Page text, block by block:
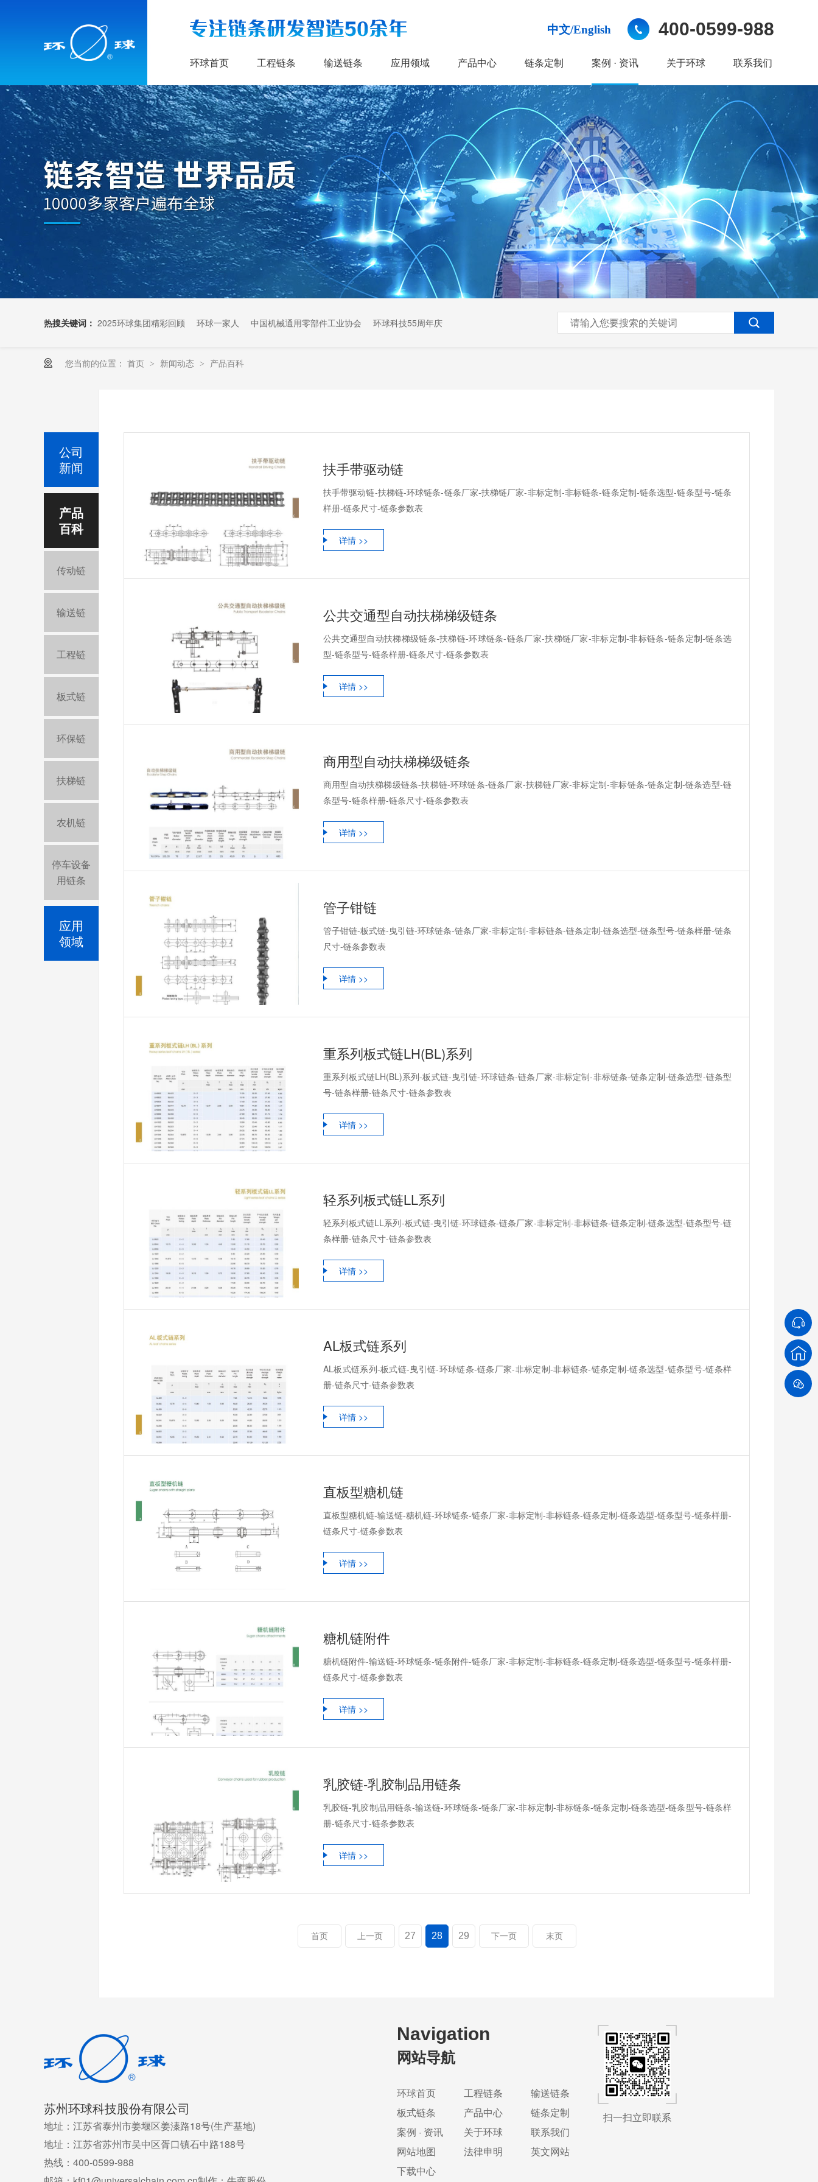
中文/English 400-0599-988
环球首页 工程链条 输送链条 应用领域 产品中心 链条定制 案例 · 资讯 关于环球 联系我们
热搜关键词： 2025环球集团精彩回顾 环球一家人 中国机械通用零部件工业协会 环球科技55周年庆
扶梯链条生产厂家
您当前的位置： 首页 > 新闻动态 > 产品百科
扶手带驱动链
扶手带驱动链-扶梯链-环球链条-链条厂家-扶梯链厂家-非标定制-非标链条-链条定制-链条选型-链条型号-链条
样册-链条尺寸-链条参数表
详情 >>
公共交通型自动扶梯梯级链条
公共交通型自动扶梯梯级链条-扶梯链-环球链条-链条厂家-扶梯链厂家-非标定制-非标链条-链条定制-链条选
型-链条型号-链条样册-链条尺寸-链条参数表
详情 >>
商用型自动扶梯梯级链条
商用型自动扶梯梯级链条-扶梯链-环球链条-链条厂家-扶梯链厂家-非标定制-非标链条-链条定制-链条选型-链
条型号-链条样册-链条尺寸-链条参数表
详情 >>
管子钳链
管子钳链-板式链-曳引链-环球链条-链条厂家-非标定制-非标链条-链条定制-链条选型-链条型号-链条样册-链条
尺寸-链条参数表
详情 >>
重系列板式链LH(BL)系列
重系列板式链LH(BL)系列-板式链-曳引链-环球链条-链条厂家-非标定制-非标链条-链条定制-链条选型-链条型
号-链条样册-链条尺寸-链条参数表
详情 >>
轻系列板式链LL系列
轻系列板式链LL系列-板式链-曳引链-环球链条-链条厂家-非标定制-非标链条-链条定制-链条选型-链条型号-链
条样册-链条尺寸-链条参数表
详情 >>
AL板式链系列
AL板式链系列-板式链-曳引链-环球链条-链条厂家-非标定制-非标链条-链条定制-链条选型-链条型号-链条样
册-链条尺寸-链条参数表
详情 >>
直板型糖机链
直板型糖机链-输送链-糖机链-环球链条-链条厂家-非标定制-非标链条-链条定制-链条选型-链条型号-链条样册-
链条尺寸-链条参数表
详情 >>
糖机链附件
糖机链附件-输送链-环球链条-链条附件-链条厂家-非标定制-非标链条-链条定制-链条选型-链条型号-链条样册-
链条尺寸-链条参数表
详情 >>
乳胶链-乳胶制品用链条
乳胶链-乳胶制品用链条-输送链-环球链条-链条厂家-非标定制-非标链条-链条定制-链条选型-链条型号-链条样
册-链条尺寸-链条参数表
详情 >>
首页 上一页 27 28 29 下一页 末页
公司
新闻
产品
百科
传动链
输送链
工程链
板式链
环保链
扶梯链
农机链
停车设备
用链条
应用
领域
苏州环球科技股份有限公司
地址：江苏省泰州市姜堰区姜溱路18号(生产基地)
地址：江苏省苏州市吴中区胥口镇石中路188号
热线：400-0599-988
Navigation
网站导航
环球首页 工程链条
输送链条
板式链条
产品中心
链条定制
案例 · 资讯
关于环球
联系我们
网站地图
法律申明
英文网站
下载中心
扫一扫立即联系